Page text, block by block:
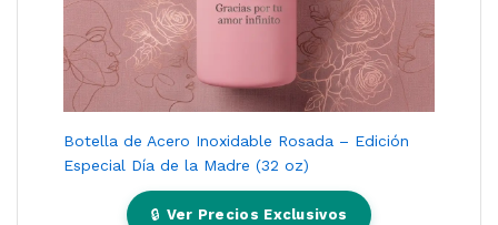
Botella de Acero Inoxidable Rosada – Edición
Especial Día de la Madre (32 oz)
🔒 Ver Precios Exclusivos